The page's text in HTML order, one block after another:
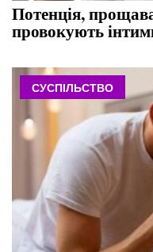
Потенція,
провокують
СУСПІЛЬСТВО